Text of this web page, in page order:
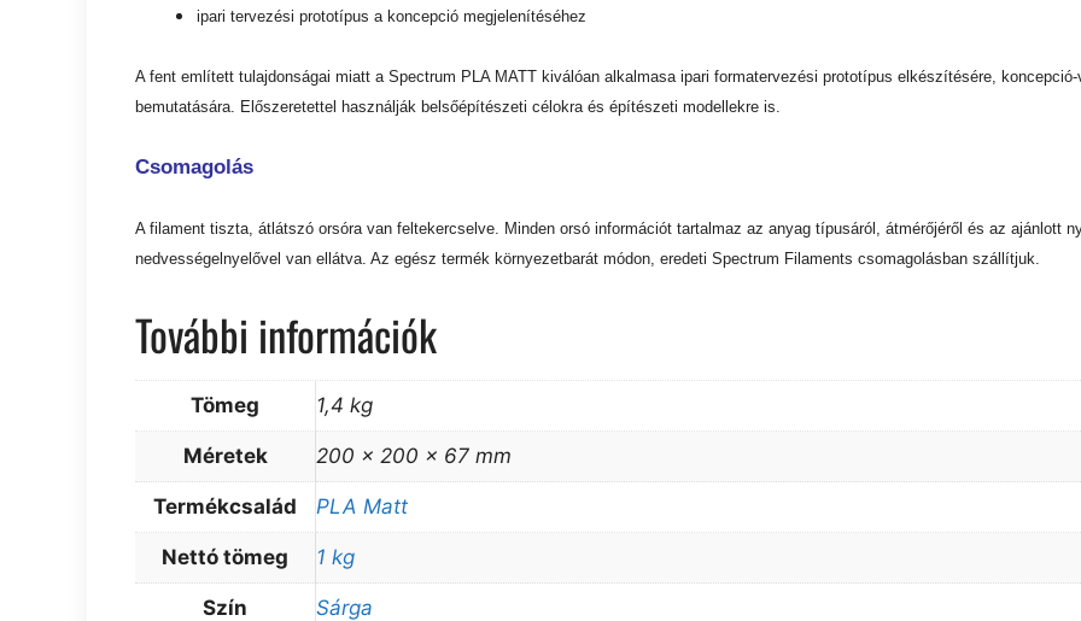
ipari tervezési prototípus a koncepció megjelenítéséhez
A fent említett tulajdonságai miatt a Spectrum PLA MATT kiválóan alkalmasa ipari formatervezési prototípus elkészítésére,
bemutatására. Előszeretettel használják belsőépítészeti célokra és építészeti modellekre is.
Csomagolás
A filament tiszta, átlátszó orsóra van feltekercselve. Minden orsó információt tartalmaz az anyag típusáról, átmérőjéről és az ajánlott
nedvességelnyelővel van ellátva. Az egész termék környezetbarát módon, eredeti Spectrum Filaments csomagolásban szállítjuk.
További információk
Tömeg 1,4 kg
Méretek 200 × 200 × 67 mm
Termékcsalád PLA Matt
Nettó tömeg 1 kg
Szín Sárga